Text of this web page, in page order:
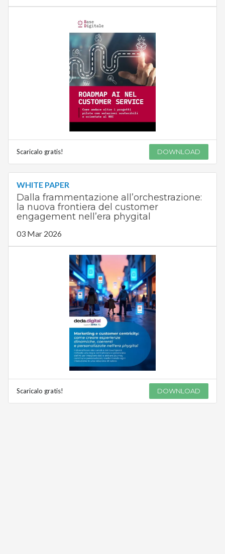
Scaricalo gratis! DOWNLOAD
WHITE PAPER
Dalla frammentazione all’orchestrazione:
la nuova frontiera del customer
engagement nell’era phygital
03 Mar 2026
Scaricalo gratis! DOWNLOAD